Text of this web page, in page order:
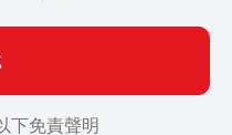
下免責聲明